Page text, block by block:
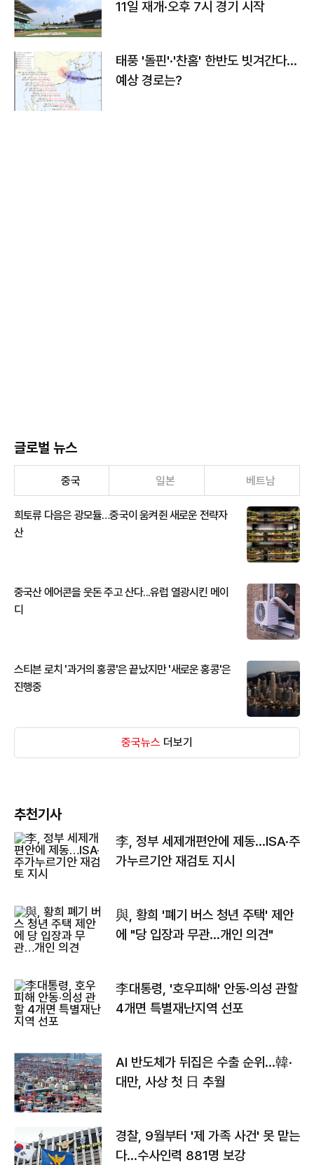
11일 재개·오후 7시 경기 시작
태풍 '돌핀'·'찬홈' 한반도 빗겨간다…
예상 경로는?
글로벌 뉴스
중국 일본 베트남
희토류 다음은 광모듈…중국이 움켜쥔 새로운 전략자
산
중국산 에어콘을 웃돈 주고 산다...유럽 열광시킨 메이
디
스티븐 로치 '과거의 홍콩'은 끝났지만 '새로운 홍콩'은
진행중
중국뉴스 더보기
추천기사
李, 정부 세제개편안에 제동…ISA·주
가누르기안 재검토 지시
與, 황희 '폐기 버스 청년 주택' 제안
에 "당 입장과 무관…개인 의견"
李대통령, '호우피해' 안동·의성 관할
4개면 특별재난지역 선포
AI 반도체가 뒤집은 수출 순위…韓·
대만, 사상 첫 日 추월
경찰, 9월부터 '제 가족 사건' 못 맡는
다…수사인력 881명 보강